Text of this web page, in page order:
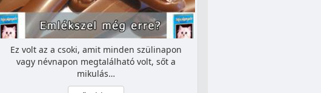
Ez volt az a csoki, amit minden szülinapon
vagy névnapon megtalálható volt, sőt a
mikulás…